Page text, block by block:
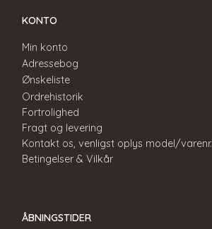
KONTO
Min konto
Adressebog
Ønskeliste
Ordrehistorik
Fortrolighed
Fragt og levering
Kontakt os, venligst oplys model/varenr.
Betingelser & Vilkår
ÅBNINGSTIDER